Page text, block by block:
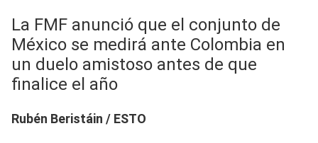
La FMF anunció que el conjunto de
México se medirá ante Colombia en
un duelo amistoso antes de que
finalice el año
Rubén Beristáin / ESTO